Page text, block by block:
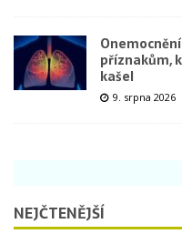
příznakům,
kašel
9. srpna 2026
NEJČTENĚJŠÍ